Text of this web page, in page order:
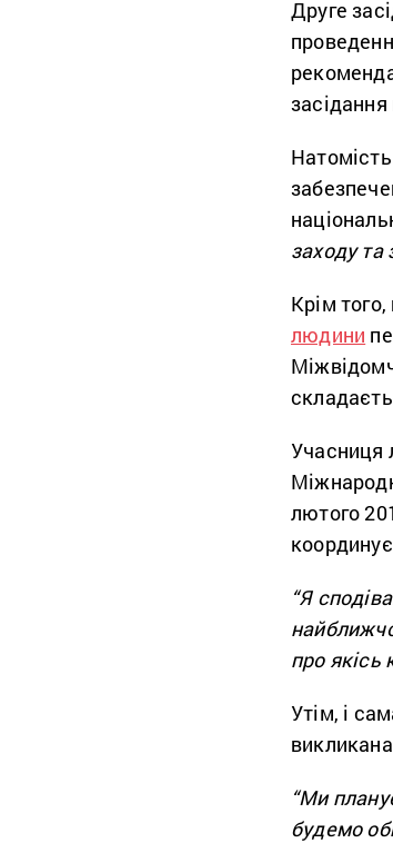
Друге
Натомість
заходу та
Крім того,
людини
Учасниця
лютого
“Я
про якісь
Утім, і
“Ми
будемо